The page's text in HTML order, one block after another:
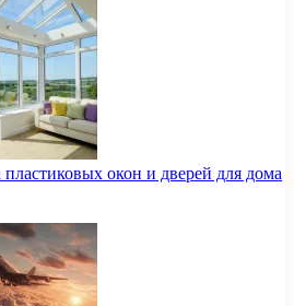
окон и дверей для дома